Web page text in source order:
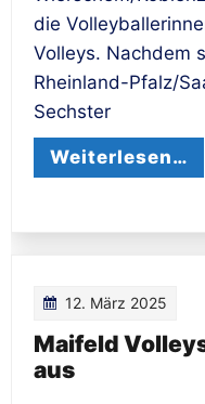
die
Volleys. Nachdem
Rheinland-Pfalz/
Sechster
Weiterlesen…
12. März 2025
Maifeld
aus